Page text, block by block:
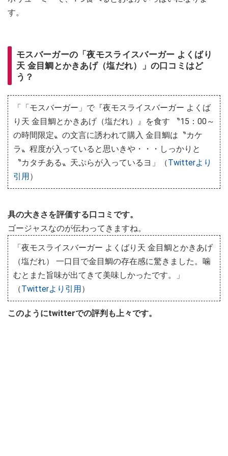
す。
モスバーガーの「夜モスライスバーガー よくばり
天 金目鯛とかきあげ（塩だれ）」の口コミはど
う？
「「モスバーガー」で『夜モスライスバーガー よくば
り天 金目鯛とかきあげ（塩だれ）』を食す 〝15：00～
の時間限定〟の文言に誘われて購入 金目鯛は〝カケ
ラ〟程度が入っていると思いきや・・・しっかりと
〝カタチある〟天ぷらが入っているヨ」（Twitterより
引用 ）
具の大きさを評価する口コミです。
ゴージャスなのが伝わってきますね。
「夜モスライスバーガー よくばり天 金目鯛とかきあげ
（塩だれ） 一口目で金目鯛の存在感に驚きました。噛
むとまた旨味が出てきて美味しかったです。」
（Twitterより引用 ）
このようにtwitterでの評判も上々です。